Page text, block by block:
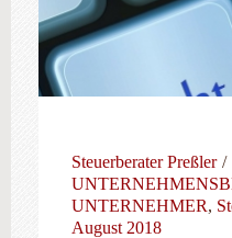
Steuerberater Preßler
UNTERNEHMER,
August 2018